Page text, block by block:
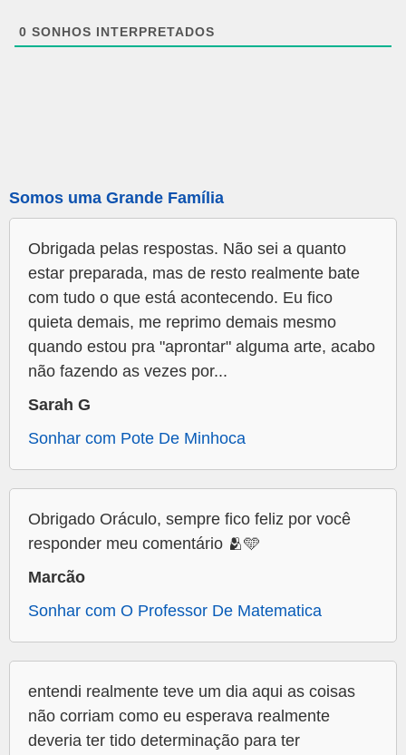
0 SONHOS INTERPRETADOS
Somos uma Grande Família
Obrigada pelas respostas. Não sei a quanto
estar preparada, mas de resto realmente bate
com tudo o que está acontecendo. Eu fico
quieta demais, me reprimo demais mesmo
quando estou pra "aprontar" alguma arte, acabo
não fazendo as vezes por...
Sarah G
Sonhar com Pote De Minhoca
Obrigado Oráculo, sempre fico feliz por você
responder meu comentário 🫂🩵
Marcão
Sonhar com O Professor De Matematica
entendi realmente teve um dia aqui as coisas
não corriam como eu esperava realmente
deveria ter tido determinação para ter